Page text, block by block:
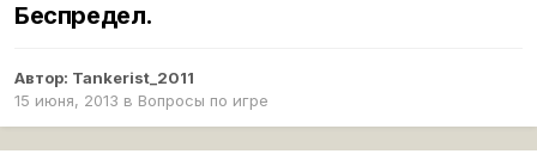
Беспредел.
Автор: Tankerist_2011
15 июня, 2013 в Вопросы по игре